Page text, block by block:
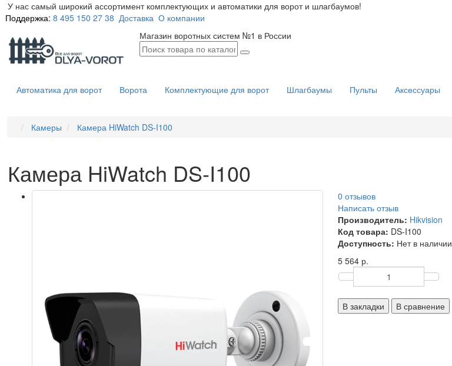
У нас самый широкий ассортимент комплектующих и автоматики для ворот и шлагбаумов!
Поддержка: 8 495 150 27 38 Доставка О компании
Магазин воротных систем №1 в России
Автоматика для ворот Ворота Комплектующие для ворот Шлагбаумы Пульты Аксессуары
Камеры Камера HiWatch DS-I100
Камера HiWatch DS-I100
0 отзывов
Написать отзыв
Производитель: Hikvision
Код товара: DS-I100
Доступность: Нет в наличии
5 564 р.
В закладки В сравнение